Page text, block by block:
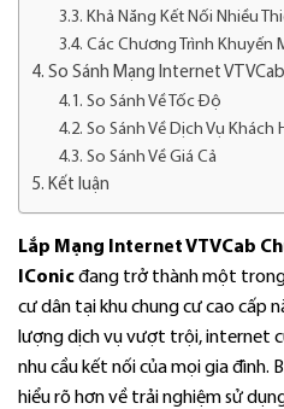
Khả Năng Kết Nối Nhiều
Các Chương Trình Khuyến
So Sánh Mạng Internet
So Sánh Về Tốc Độ
So Sánh Về Dịch Vụ Khách
So Sánh Về Giá Cả
Kết luận
Lắp Mạng Internet VTVCab
IConicđang trở thành một trong
cư dân tại khu chung cư cao cấp
lượng dịch vụ vượt trội, internet
nhu cầu kết nối của mọi gia đình.
hiểu rõ hơn về trải nghiệm sử